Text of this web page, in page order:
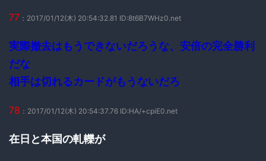
77 ：2017/01/12(木) 20:54:32.81 ID:8t6B7WHz0.net
実際撤去はもうできないだろうな、安倍の完全勝利
だな
相手は切れるカードがもうないだろ
78 ：2017/01/12(木) 20:54:37.76 ID:HA/+cpiE0.net
在日と本国の軋轢が